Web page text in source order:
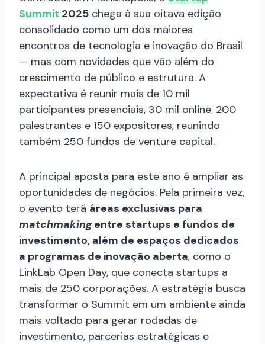
Summit 2025 chega à sua oitava edição
consolidado como um dos maiores
encontros de tecnologia e inovação do Brasil
— mas com novidades que vão além do
crescimento de público e estrutura. A
expectativa é reunir mais de 10 mil
participantes presenciais, 30 mil online, 200
palestrantes e 150 expositores, reunindo
também 250 fundos de venture capital.
A principal aposta para este ano é ampliar as
oportunidades de negócios. Pela primeira vez,
o evento terá áreas exclusivas para
matchmakingentre startups e fundos de
investimento, além de espaços dedicados
a programas de inovação aberta, como o
LinkLab Open Day, que conecta startups a
mais de 250 corporações. A estratégia busca
transformar o Summit em um ambiente ainda
mais voltado para gerar rodadas de
investimento, parcerias estratégicas e